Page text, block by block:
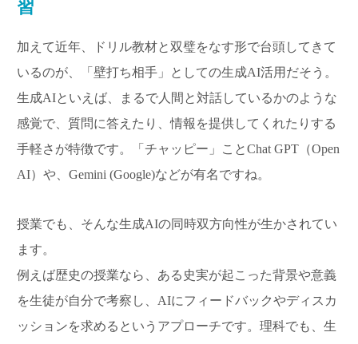
習
加えて近年、ドリル教材と双璧をなす形で台頭してきて
いるのが、「壁打ち相手」としての生成AI活用だそう。
生成AIといえば、まるで人間と対話しているかのような
感覚で、質問に答えたり、情報を提供してくれたりする
手軽さが特徴です。「チャッピー」ことChat GPT（Open
AI）や、Gemini (Google)などが有名ですね。
授業でも、そんな生成AIの同時双方向性が生かされてい
ます。
例えば歴史の授業なら、ある史実が起こった背景や意義
を生徒が自分で考察し、AIにフィードバックやディスカ
ッションを求めるというアプローチです。理科でも、生